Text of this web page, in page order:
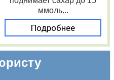
ммоль...
Подробнее